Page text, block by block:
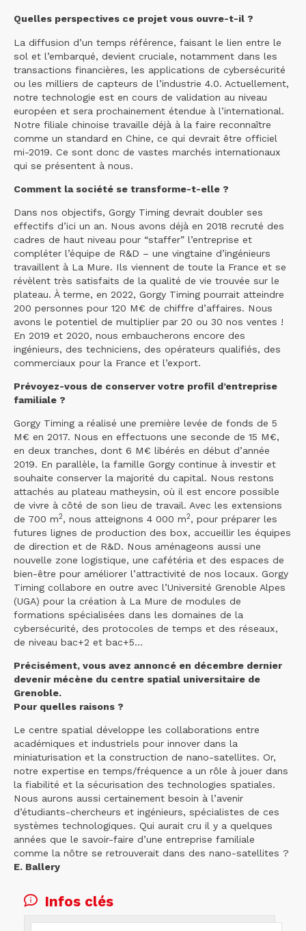
Quelles perspectives ce projet vous ouvre-t-il ?
La diffusion d’un temps référence, faisant le lien entre le
sol et l’embarqué, devient cruciale, notamment dans les
transactions financières, les applications de cybersécurité
ou les milliers de capteurs de l’industrie 4.0. Actuellement,
notre technologie est en cours de validation au niveau
européen et sera prochainement étendue à l’international.
Notre filiale chinoise travaille déjà à la faire reconnaître
comme un standard en Chine, ce qui devrait être officiel
mi-2019. Ce sont donc de vastes marchés internationaux
qui se présentent à nous.
Comment la société se transforme-t-elle ?
Dans nos objectifs, Gorgy Timing devrait doubler ses
effectifs d’ici un an. Nous avons déjà en 2018 recruté des
cadres de haut niveau pour “staffer” l’entreprise et
compléter l’équipe de R&D – une vingtaine d’ingénieurs
travaillent à La Mure. Ils viennent de toute la France et se
révèlent très satisfaits de la qualité de vie trouvée sur le
plateau. À terme, en 2022, Gorgy Timing pourrait atteindre
200 personnes pour 120 M€ de chiffre d’affaires. Nous
avons le potentiel de multiplier par 20 ou 30 nos ventes !
En 2019 et 2020, nous embaucherons encore des
ingénieurs, des techniciens, des opérateurs qualifiés, des
commerciaux pour la France et l’export.
Prévoyez-vous de conserver votre profil d’entreprise
familiale ?
Gorgy Timing a réalisé une première levée de fonds de 5
M€ en 2017. Nous en effectuons une seconde de 15 M€,
en deux tranches, dont 6 M€ libérés en début d’année
2019. En parallèle, la famille Gorgy continue à investir et
souhaite conserver la majorité du capital. Nous restons
attachés au plateau matheysin, où il est encore possible
de vivre à côté de son lieu de travail. Avec les extensions
de 700 m2, nous atteignons 4 000 m2, pour préparer les
futures lignes de production des box, accueillir les équipes
de direction et de R&D. Nous aménageons aussi une
nouvelle zone logistique, une cafétéria et des espaces de
bien-être pour améliorer l’attractivité de nos locaux. Gorgy
Timing collabore en outre avec l’Université Grenoble Alpes
(UGA) pour la création à La Mure de modules de
formations spécialisées dans les domaines de la
cybersécurité, des protocoles de temps et des réseaux,
de niveau bac+2 et bac+5…
Précisément, vous avez annoncé en décembre dernier
devenir mécène du centre spatial universitaire de
Grenoble.
Pour quelles raisons ?
Le centre spatial développe les collaborations entre
académiques et industriels pour innover dans la
miniaturisation et la construction de nano-satellites. Or,
notre expertise en temps/fréquence a un rôle à jouer dans
la fiabilité et la sécurisation des technologies spatiales.
Nous aurons aussi certainement besoin à l’avenir
d’étudiants-chercheurs et ingénieurs, spécialistes de ces
systèmes technologiques. Qui aurait cru il y a quelques
années que le savoir-faire d’une entreprise familiale
comme la nôtre se retrouverait dans des nano-satellites ?
E. Ballery
Infos clés